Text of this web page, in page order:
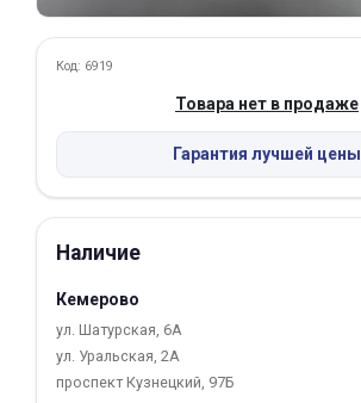
Код: 6919
Товара нет в продаже
Гарантия лучшей цены
Наличие
Кемерово
ул. Шатурская, 6А
ул. Уральская, 2А
проспект Кузнецкий, 97Б
Оплачивайте сегодня только
% картой любого банка
Получайте товар
выбранный способом
списываться
по25%каждые 2 недели